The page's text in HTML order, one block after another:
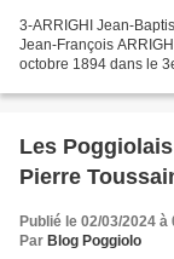
3-ARRIGHI Jean-
Jean-François
octobre 1894 dans le
Les
Pierre
Publié le 02/03/2024 à
Par Blog Poggiolo